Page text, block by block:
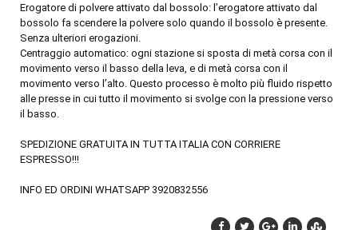
Erogatore di polvere attivato dal bossolo: l’erogatore attivato dal
bossolo fa scendere la polvere solo quando il bossolo è presente.
Senza ulteriori erogazioni.
Centraggio automatico: ogni stazione si sposta di metà corsa con il
movimento verso il basso della leva, e di metà corsa con il
movimento verso l’alto. Questo processo è molto più fluido rispetto
alle presse in cui tutto il movimento si svolge con la pressione verso
il basso.
SPEDIZIONE GRATUITA IN TUTTA ITALIA CON CORRIERE
ESPRESSO!!!
INFO ED ORDINI WHATSAPP 3920832556